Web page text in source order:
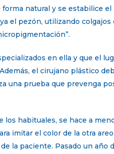
natural y se estabilice
el pezón, utilizando
en ella y que el
el cirujano plástico
una prueba que prevenga
habituales, se hace a
imitar el color de la otra
la paciente. Pasado un año